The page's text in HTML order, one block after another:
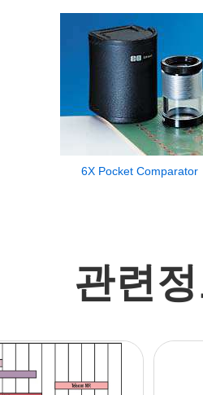
6X Pocket Comparator
관련